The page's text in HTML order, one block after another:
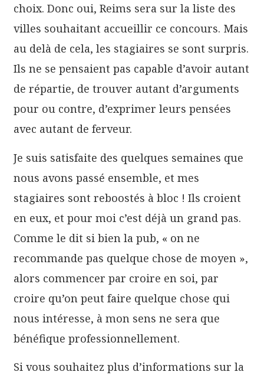
choix. Donc oui, Reims sera sur la liste des
villes souhaitant accueillir ce concours. Mais
au delà de cela, les stagiaires se sont surpris.
Ils ne se pensaient pas capable d’avoir autant
de répartie, de trouver autant d’arguments
pour ou contre, d’exprimer leurs pensées
avec autant de ferveur.
Je suis satisfaite des quelques semaines que
nous avons passé ensemble, et mes
stagiaires sont reboostés à bloc ! Ils croient
en eux, et pour moi c’est déjà un grand pas.
Comme le dit si bien la pub, « on ne
recommande pas quelque chose de moyen »,
alors commencer par croire en soi, par
croire qu’on peut faire quelque chose qui
nous intéresse, à mon sens ne sera que
bénéfique professionnellement.
Si vous souhaitez plus d’informations sur la